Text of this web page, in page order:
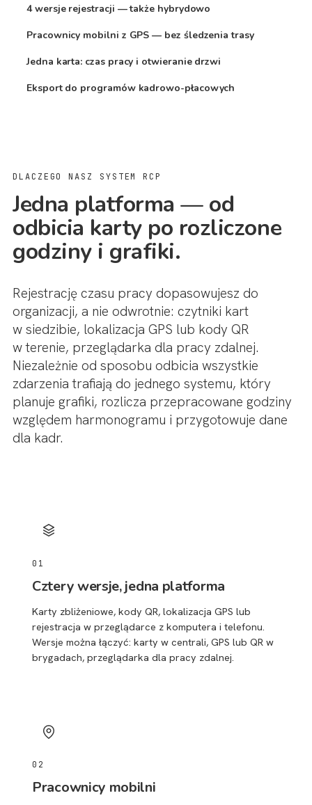
4 wersje rejestracji — także hybrydowo
Pracownicy mobilni z GPS — bez śledzenia trasy
Jedna karta: czas pracy i otwieranie drzwi
Eksport do programów kadrowo-płacowych
DLACZEGO NASZ SYSTEM RCP
Jedna platforma — od
odbicia karty po rozliczone
godziny i grafiki.
Rejestrację czasu pracy dopasowujesz do
organizacji, a nie odwrotnie: czytniki kart
w siedzibie, lokalizacja GPS lub kody QR
w terenie, przeglądarka dla pracy zdalnej.
Niezależnie od sposobu odbicia wszystkie
zdarzenia trafiają do jednego systemu, który
planuje grafiki, rozlicza przepracowane godziny
względem harmonogramu i przygotowuje dane
dla kadr.
01
Cztery wersje, jedna platforma
Karty zbliżeniowe, kody QR, lokalizacja GPS lub
rejestracja w przeglądarce z komputera i telefonu.
Wersje można łączyć: karty w centrali, GPS lub QR w
brygadach, przeglądarka dla pracy zdalnej.
02
Pracownicy mobilni